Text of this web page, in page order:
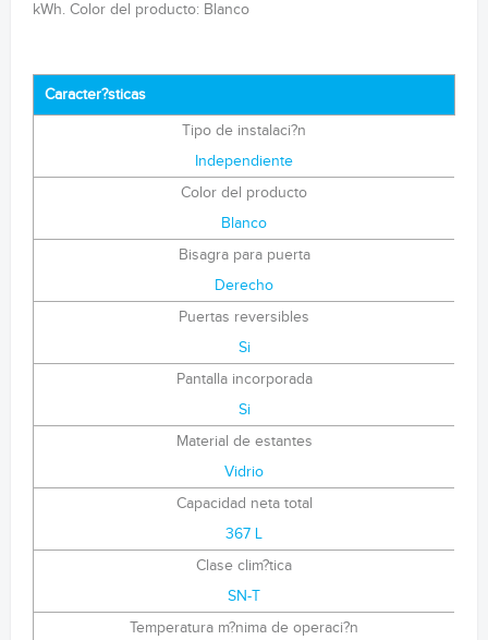
kWh. Color del producto: Blanco
Caracter?sticas
Tipo de instalaci?n
Independiente
Color del producto
Blanco
Bisagra para puerta
Derecho
Puertas reversibles
Si
Pantalla incorporada
Si
Material de estantes
Vidrio
Capacidad neta total
367 L
Clase clim?tica
SN-T
Temperatura m?nima de operaci?n